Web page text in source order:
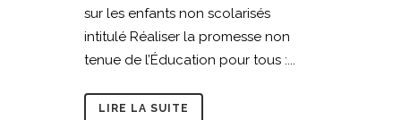
sur les enfants non scolarisés
intitulé Réaliser la promesse non
tenue de l’Éducation pour tous :...
LIRE LA SUITE